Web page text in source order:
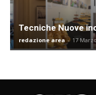
Tecniche Nuove
redazione area - 17